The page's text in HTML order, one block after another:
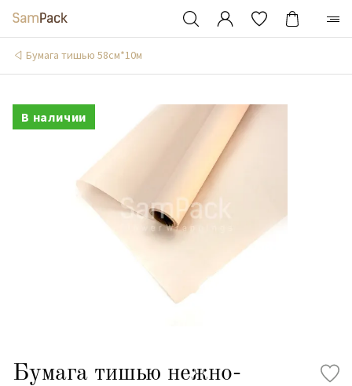
Бумага тишью 58см*10м
В наличии
Бумага тишью нежно-